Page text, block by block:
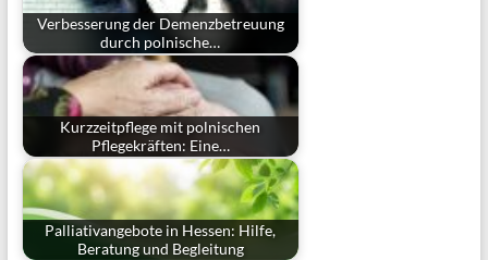
Verbesserung der Demenzbetreuung
durch polnische…
Kurzzeitpflege mit polnischen
Pflegekräften: Eine…
Palliativangebote in Hessen: Hilfe,
Beratung und Begleitung